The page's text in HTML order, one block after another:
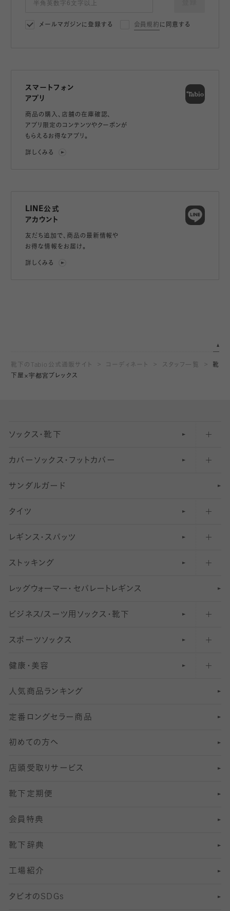
メールマガジンに登録する 会員規約 に同意する
スマートフォン
アプリ
商品の購入、店舗の在庫確認、
アプリ限定のコンテンツやクーポンが
もらえるお得なアプリ。
詳しくみる
LINE公式
アカウント
友だち追加で、 商品の最新情報や
お得な情報をお届け。
詳しくみる
靴下のTabio公式通販サイト コーディネート スタッフ一覧
靴
下屋×宇都宮ブレックス
ソックス・靴下
五本指ソックス・靴下
足袋ソックス・靴下
無地・プレーンソックス・靴下
柄ソックス・靴下
スニーカー（くるぶし）用ソックス
アンクル・ショートソックス（くるぶし上）
クルーソックス（ふくらはぎ下）
ハイソックス
オーバーニー・ニーハイソックス
カバーソックス・フットカバー
フットカバー・カバーソックス（深め）
フットカバー・カバーソックス（ふつう）
フットカバー・カバーソックス（浅め）
サンダルガード
タイツ
30デニール以下のタイツ（薄手タイツ）
31〜40デニールタイツ
41〜60デニールタイツ
61〜80デニールタイツ
81 〜110デニールタイツ
111〜210デニールタイツ
211デニールタイツ以上（防寒・厚手タイツ）
レギンス・スパッツ
柄レギンス
無地レギンス
レギンスパンツ（レギパン）
マタニティレギンス
5 分丈
6 分丈レギンス
7 分丈 レギンス
8 分丈 レギンス
10分丈 レギンス
12分丈レギンス
13分丈レギンス
ストッキング
伝線しにくいストッキング
ショートストッキング
結婚式用ストッキング
美脚ストッキング
オールスルーストッキング
レッ グ ウォー マー ・ セパレー ト レ ギンス
ビジネス/スーツ用 ソックス・靴下
匠シリーズ
フレッシャーズ向けソックス・靴下
冠婚葬祭向けソックス・靴下
スーツカジュアルソックス・靴下
ロングホーズ
スポーツソックス
ランニングソックス・靴下
ゴルフソックス・靴下
サッカー・フットサル用ソックス
ヨガソックス・靴下
スポーツ用レッグウォーマー
SSサイズ（21～23cm）
Sサイズ（22～25cm）
Mサイズ（25～27cm）
Lサイズ（27～29cm）
健康・美容
インナーソックス
加圧・着圧ソックス
冷えとり靴下
着圧・加圧タイツ
むくみ対策
足の疲れ対策
足の臭い対策
冷え対策
靴ずれ対策
人気商品ランキング
定番ロングセラー商品
初めての方へ
店頭受取りサービス
靴下定期便
会員特典
靴下辞典
工場紹介
タビオのSDGs